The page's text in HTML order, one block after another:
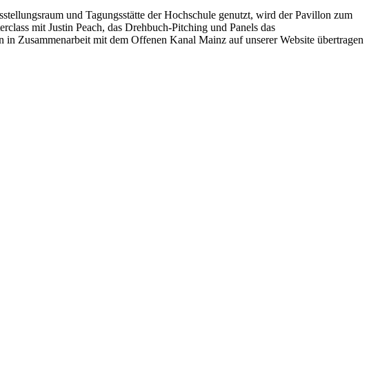
und Tagungsstätte der Hochschule genutzt, wird der Pavillon zum
mit Justin Peach, das Drehbuch-Pitching und Panels das
Zusammenarbeit mit dem Offenen Kanal Mainz auf unserer Website übertragen